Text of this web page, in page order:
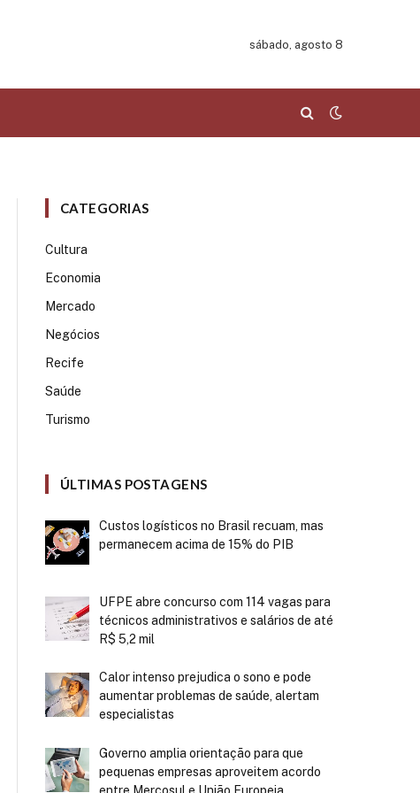
sábado, agosto 8
CATEGORIAS
Cultura
Economia
Mercado
Negócios
Recife
Saúde
Turismo
ÚLTIMAS POSTAGENS
Custos logísticos no Brasil recuam, mas
permanecem acima de 15% do PIB
UFPE abre concurso com 114 vagas para
técnicos administrativos e salários de até
R$ 5,2 mil
Calor intenso prejudica o sono e pode
aumentar problemas de saúde, alertam
especialistas
Governo amplia orientação para que
pequenas empresas aproveitem acordo